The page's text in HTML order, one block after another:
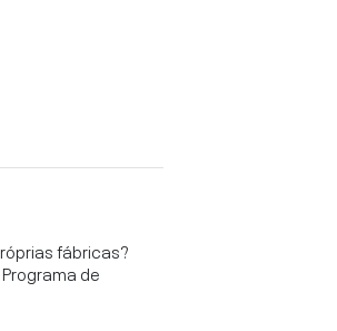
fábricas?
de